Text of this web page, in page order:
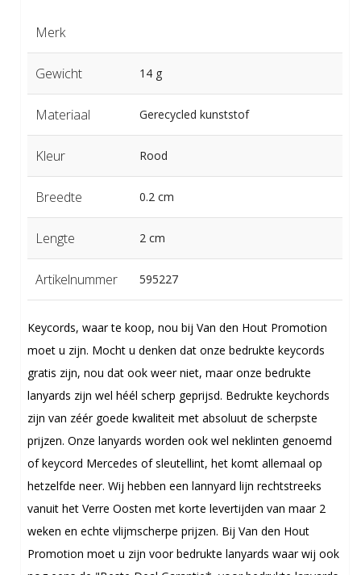
Merk
Gewicht 14 g
Materiaal Gerecycled kunststof
Kleur Rood
Breedte 0.2 cm
Lengte 2 cm
Artikelnummer 595227
Keycords, waar te koop, nou bij Van den Hout Promotion
moet u zijn. Mocht u denken dat onze bedrukte keycords
gratis zijn, nou dat ook weer niet, maar onze bedrukte
lanyards zijn wel héél scherp geprijsd. Bedrukte keychords
zijn van zéér goede kwaliteit met absoluut de scherpste
prijzen. Onze lanyards worden ook wel neklinten genoemd
of keycord Mercedes of sleutellint, het komt allemaal op
hetzelfde neer. Wij hebben een lannyard lijn rechtstreeks
vanuit het Verre Oosten met korte levertijden van maar 2
weken en echte vlijmscherpe prijzen. Bij Van den Hout
Promotion moet u zijn voor bedrukte lanyards waar wij ook